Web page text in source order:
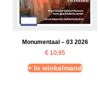
Monumentaal – 03 2026
€10,95
+ In winkelmand